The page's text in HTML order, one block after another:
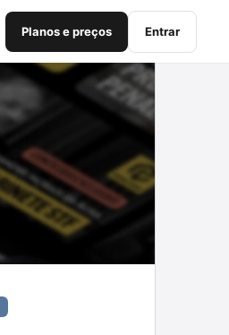
Planos e preços Entrar